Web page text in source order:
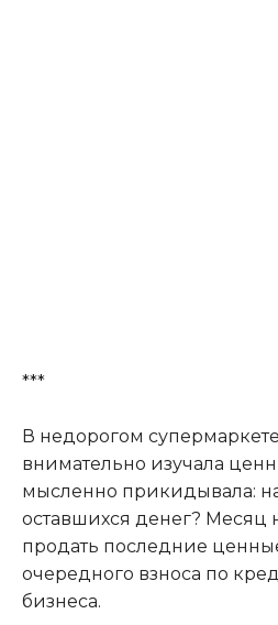
***
В недорогом
внимательно изучала
мысленно прикидывала:
оставшихся денег? Месяц
продать последние
очередного взноса по
бизнеса.